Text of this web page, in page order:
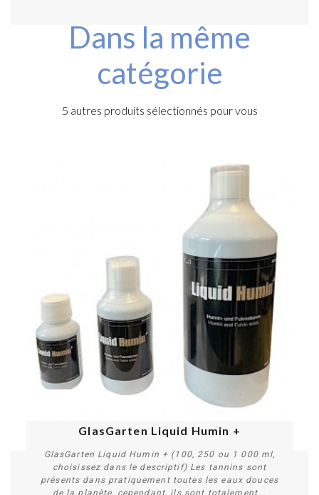
Dans la même
catégorie
5 autres produits sélectionnés pour vous
GlasGarten Liquid Humin +
GlasGarten Liquid Humin + (100, 250 ou 1 000 ml,
choisissez dans le descriptif) Les tannins sont
présents dans pratiquement toutes les eaux douces
de la planète, cependant, ils sont totalement...